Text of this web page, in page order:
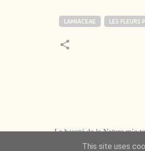
LAMIACEAE LES FLEURS
La beauté de la Nature m’a
This site uses